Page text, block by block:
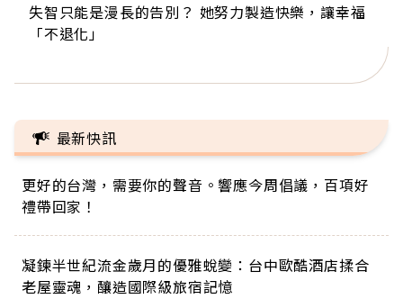
失智只能是漫長的告別？ 她努力製造快樂，讓幸福
「不退化」
來自剛果的巧克力神父 為台灣奉獻36年 「台灣是我
的家，我連作夢都講台語！」
63歲卸矽谷副總、搬回台灣找快樂！「蛋黃哥小
丑」走進安養院，逗樂上萬爺奶：退休後才開始真
104歲打破金氏世界紀錄 成為全球最年長羽球選
手，分享長壽的秘密原來是「這個」
事業巔峰他選擇追夢…黑手阿伯拉小提琴還登上小
巨蛋！連CNN都大讚！
最新快訊
更好的台灣，需要你的聲音。響應今周倡議，百項好
禮帶回家！
凝鍊半世紀流金歲月的優雅蛻變：台中歐酷酒店揉合
老屋靈魂，釀造國際級旅宿記憶